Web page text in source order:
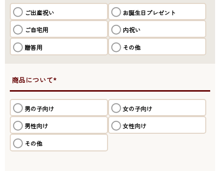
ご出産祝い お誕生日プレゼント
ご自宅用 内祝い
贈答用 その他
●商品について*
男の子向け 女の子向け
男性向け 女性向け
その他